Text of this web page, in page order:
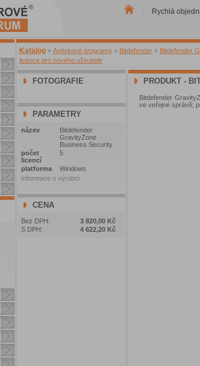
Rychlá
Katalog » Antivirové programy » Bitdefender » Bitdefender
licence pro nového uživatele
FOTOGRAFIE
PARAMETRY
název
Bitdefender
GravityZone
Business Security
počet
licencí
5
platforma
Windows
Informace o výrobci
CENA
Bez DPH:
3 820,00 Kč
S DPH:
4 622,20 Kč
PRODUKT -
Bitdefender
ve veřejné správě;